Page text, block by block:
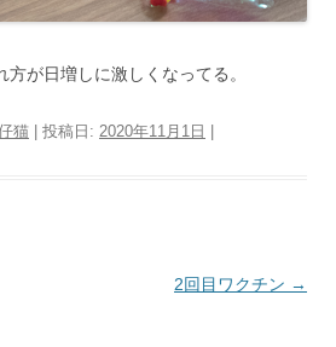
が日増しに激しくなってる。
猫 | 投稿日: 2020年11月1日
2回目ワクチン →